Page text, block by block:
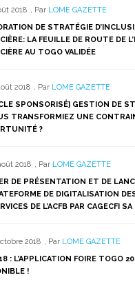
2018 , Par LOME GAZETTE
DE STRATÉGIE
LA FEUILLE DE ROUTE DE
AU TOGO VALIDÉE
2018 , Par LOME GAZETTE
SPONSORISÉ] GESTION DE
TRANSFORMIEZ UNE
?
2018 , Par LOME GAZETTE
DE PRÉSENTATION ET DE
DE DIGITALISATION
DE L’ACFB PAR CAGECFI SA
2018 , Par LOME GAZETTE
: L’APPLICATION FOIRE TOGO
!